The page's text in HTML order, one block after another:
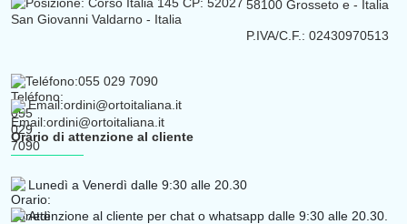
58100 Grosseto e - Italia
P.IVA/C.F.: 02430970513
Teléfono:055 029 7090
Email:ordini@ortoitaliana.it
Orario di attenzione al cliente
Lunedì a Venerdì dalle 9:30 alle 20.30
Attenzione al cliente per chat o whatsapp dalle 9:30 alle 20.30.